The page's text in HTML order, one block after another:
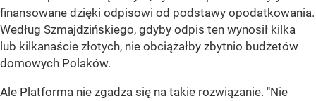
finansowane dzięki odpisowi od podstawy opodatkowania.
Według Szmajdzińskiego, gdyby odpis ten wynosił kilka
lub kilkanaście złotych, nie obciążałby zbytnio budżetów
domowych Polaków.
Ale Platforma nie zgadza się na takie rozwiązanie. "Nie